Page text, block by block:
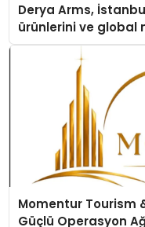
Derya Arms,
ürünlerini ve global
Momentur Tourism
Güçlü Operasyon